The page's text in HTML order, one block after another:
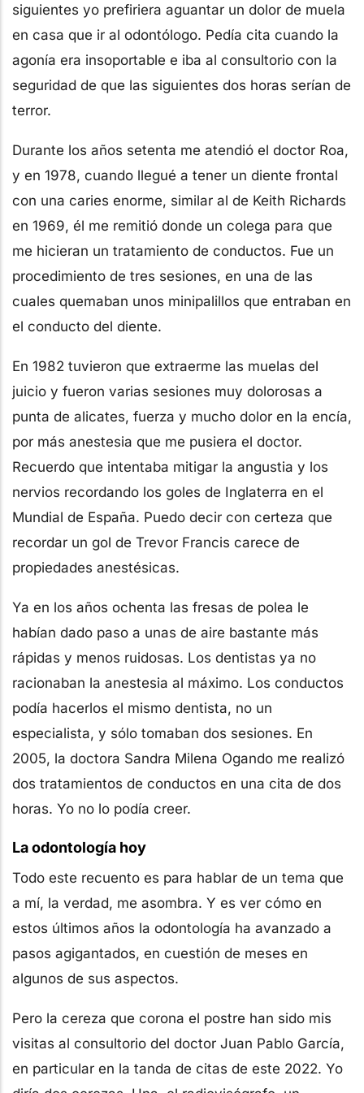
siguientes yo prefiriera aguantar un dolor de muela
en casa que ir al odontólogo. Pedía cita cuando la
agonía era insoportable e iba al consultorio con la
seguridad de que las siguientes dos horas serían de
terror.
Durante los años setenta me atendió el doctor Roa,
y en 1978, cuando llegué a tener un diente frontal
con una caries enorme, similar al de Keith Richards
en 1969, él me remitió donde un colega para que
me hicieran un tratamiento de conductos. Fue un
procedimiento de tres sesiones, en una de las
cuales quemaban unos minipalillos que entraban en
el conducto del diente.
En 1982 tuvieron que extraerme las muelas del
juicio y fueron varias sesiones muy dolorosas a
punta de alicates, fuerza y mucho dolor en la encía,
por más anestesia que me pusiera el doctor.
Recuerdo que intentaba mitigar la angustia y los
nervios recordando los goles de Inglaterra en el
Mundial de España. Puedo decir con certeza que
recordar un gol de Trevor Francis carece de
propiedades anestésicas.
Ya en los años ochenta las fresas de polea le
habían dado paso a unas de aire bastante más
rápidas y menos ruidosas. Los dentistas ya no
racionaban la anestesia al máximo. Los conductos
podía hacerlos el mismo dentista, no un
especialista, y sólo tomaban dos sesiones. En
2005, la doctora Sandra Milena Ogando me realizó
dos tratamientos de conductos en una cita de dos
horas. Yo no lo podía creer.
La odontología hoy
Todo este recuento es para hablar de un tema que
a mí, la verdad, me asombra. Y es ver cómo en
estos últimos años la odontología ha avanzado a
pasos agigantados, en cuestión de meses en
algunos de sus aspectos.
Pero la cereza que corona el postre han sido mis
visitas al consultorio del doctor Juan Pablo García,
en particular en la tanda de citas de este 2022. Yo